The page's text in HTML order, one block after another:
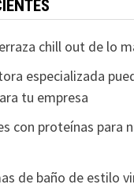
chill out de lo
especializada
tu empresa
con proteínas para
de baño de estilo